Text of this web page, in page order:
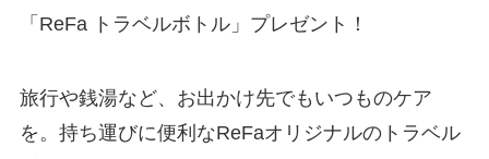
「ReFa トラベルボトル」プレゼント！
旅行や銭湯など、お出かけ先でもいつものケア
を。持ち運びに便利なReFaオリジナルのトラベル